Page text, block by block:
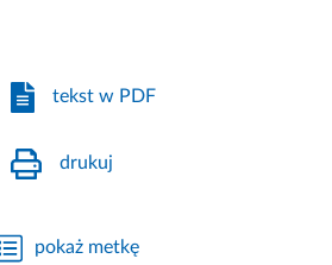
tekst w PDF
drukuj
pokaż metkę